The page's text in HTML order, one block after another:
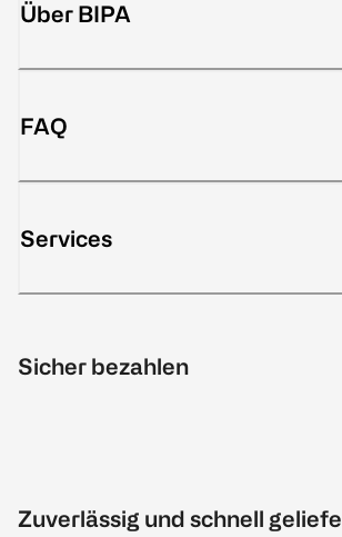
Über BIPA
FAQ
Services
Sicher bezahlen
Zuverlässig und schnell